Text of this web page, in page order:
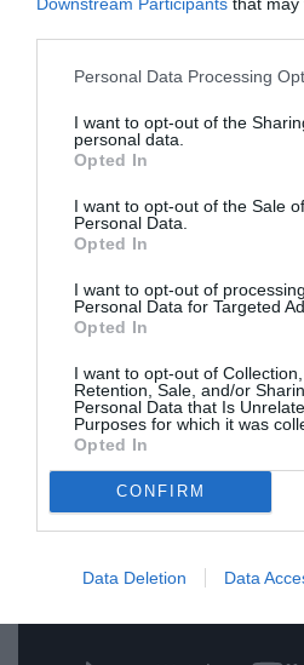
Personal Data Processing
I want to opt-out of the
personal data.
Opted In
I want to opt-out of the Sale
Personal Data.
Opted In
I want to opt-out of
Personal Data for Targeted
Opted In
I want to opt-out of Collection,
Retention, Sale, and/or
Personal Data that Is
Purposes for which it was
Opted In
CONFIRM
Data Deletion Data
και σε χιουμοριστικό
Rowan πήρε συνέντευξη
«Καταφέραμε να
αποκλειστική συνέντευξη
expert στα φρύδια και
αστειευόμενη η Rowan, με
απαντά: